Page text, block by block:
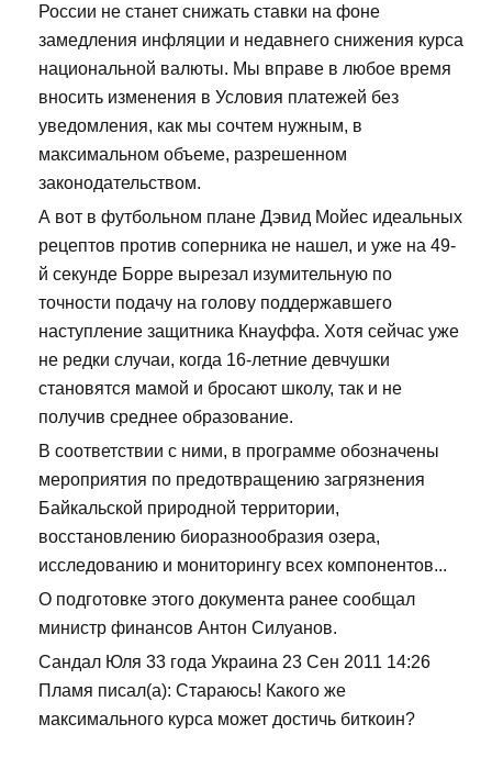
России не станет снижать ставки на фоне
замедления инфляции и недавнего снижения курса
национальной валюты. Мы вправе в любое время
вносить изменения в Условия платежей без
уведомления, как мы сочтем нужным, в
максимальном объеме, разрешенном
законодательством.
А вот в футбольном плане Дэвид Мойес идеальных
рецептов против соперника не нашел, и уже на 49-
й секунде Борре вырезал изумительную по
точности подачу на голову поддержавшего
наступление защитника Кнауффа. Хотя сейчас уже
не редки случаи, когда 16-летние девчушки
становятся мамой и бросают школу, так и не
получив среднее образование.
В соответствии с ними, в программе обозначены
мероприятия по предотвращению загрязнения
Байкальской природной территории,
восстановлению биоразнообразия озера,
исследованию и мониторингу всех компонентов...
О подготовке этого документа ранее сообщал
министр финансов Антон Силуанов.
Сандал Юля 33 года Украина 23 Сен 2011 14:26
Пламя писал(а): Стараюсь! Какого же
максимального курса может достичь биткоин?